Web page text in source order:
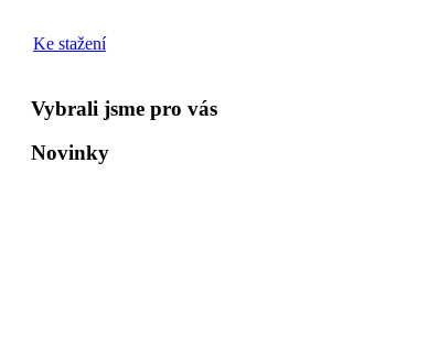
Ke stažení
Vybrali jsme pro vás
Novinky